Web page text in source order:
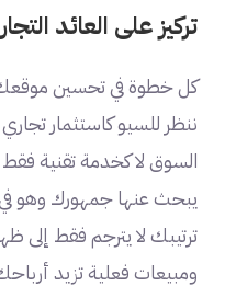
تركيز على العائد
كل خطوة في تحسين
ننظر للسيو كاستثمار
السوق لا كخدمة تقنية
يبحث عنها جمهورك وهو في
ترتيبك لا يترجم فقط إلى
ومبيعات فعلية تزيد